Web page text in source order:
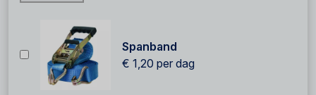
Spanband
€ 1,20 per dag